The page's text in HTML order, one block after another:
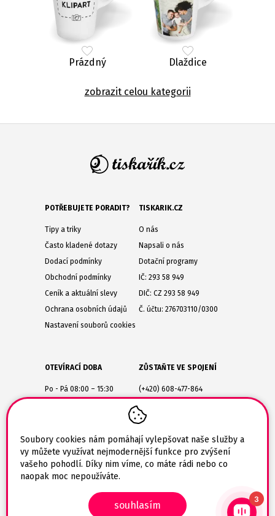
Soubory cookies nám pomáhají vylepšovat naše služby a
vy můžete využívat nejmodernější funkce pro zvýšení
vašeho pohodlí. Díky nim víme, co máte rádi nebo co
naopak moc nepoužíváte.
souhlasím
Prázdný Dlaždice
zobrazit celou kategorii
POTŘEBUJETE PORADIT?
Tipy a triky
Často kladené dotazy
Dodací podmínky
Obchodní podmínky
Ceník a aktuální slevy
Ochrana osobních údajů
Nastavení souborů cookies
TISKARIK.CZ
O nás
Napsali o nás
Dotační programy
IČ: 293 58 949
DIČ: CZ 293 58 949
Č. účtu: 276703110/0300
OTEVÍRACÍ DOBA
Po - Pá 08:00 – 15:30
Jaroměřice nad Rokytnou
675 51
ZŮSTAŇTE VE SPOJENÍ
(+420) 608-477-864
© 2026 Tiskarik.cz
3